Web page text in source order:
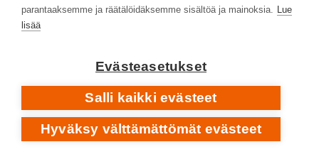
Sandy Denny1947–1978• Folk rockin unohtumaton ääni
Simple Minds
Tracy Chapman– altavastaajien ääni •
[1988]
– aitoa parempi levy •Achtung Baby[1991]
Vangelis1943–2022• Mestarillinen atmosfäärien luoja
parantaaksemme ja räätälöidäksemme sisältöä ja mainoksia. Lue
lisää
Evästeasetukset
Salli kaikki evästeet
Hyväksy välttämättömät evästeet